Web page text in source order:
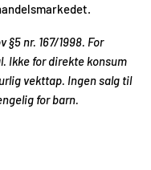
nr. 167/1998. For
Ikke for direkte konsum
vekttap. Ingen salg til
for barn.